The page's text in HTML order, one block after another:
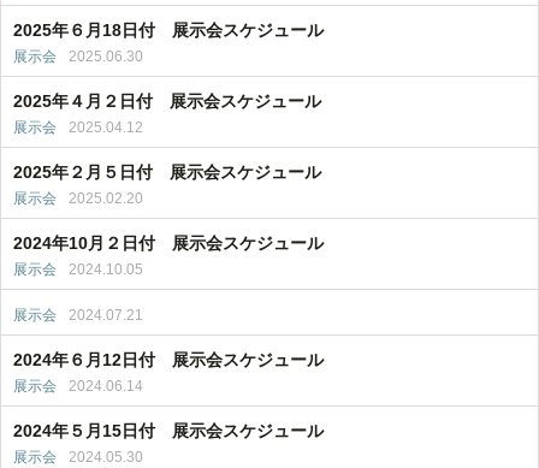
2025年６月18日付 展示会スケジュール
展示会 2025.06.30
2025年４月２日付 展示会スケジュール
展示会 2025.04.12
2025年２月５日付 展示会スケジュール
展示会 2025.02.20
2024年10月２日付 展示会スケジュール
展示会 2024.10.05
展示会 2024.07.21
2024年６月12日付 展示会スケジュール
展示会 2024.06.14
2024年５月15日付 展示会スケジュール
展示会 2024.05.30